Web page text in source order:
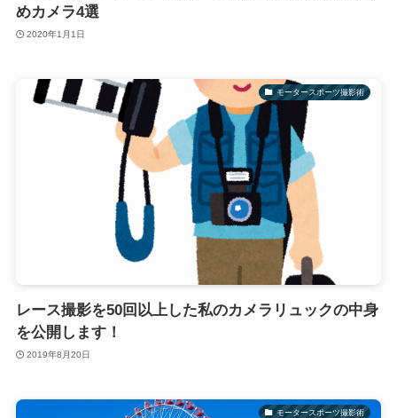
めカメラ4選
2020年1月1日
モータースポーツ撮影術
レース撮影を50回以上した私のカメラリュックの中身
を公開します！
2019年8月20日
モータースポーツ撮影術